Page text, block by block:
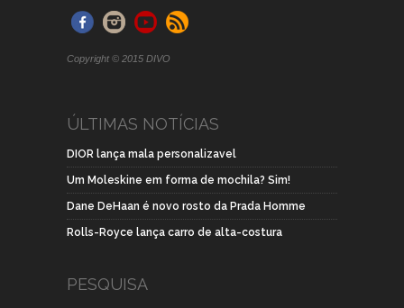
Copyright © 2015 DIVO
ÚLTIMAS NOTÍCIAS
DIOR lança mala personalizavel
Um Moleskine em forma de mochila? Sim!
Dane DeHaan é novo rosto da Prada Homme
Rolls-Royce lança carro de alta-costura
PESQUISA